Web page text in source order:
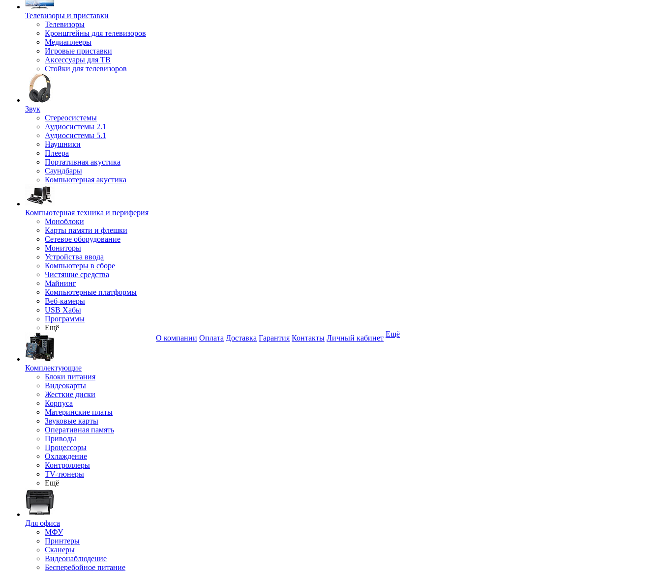
Телевизоры и приставки
Телевизоры
Кронштейны для телевизоров
Медиаплееры
Игровые приставки
Аксессуары для ТВ
Стойки для телевизоров
Звук
Стереосистемы
Аудиосистемы 2.1
Аудиосистемы 5.1
Наушники
Плеера
Портативная акустика
Саундбары
Компьютерная акустика
Компьютерная техника и периферия
Моноблоки
Карты памяти и флешки
Сетевое оборудование
Мониторы
Устройства ввода
Компьютеры в сборе
Чистящие средства
Майнинг
Компьютерные платформы
Веб-камеры
USB Хабы
Программы
Ещё
Комплектующие
Блоки питания
Видеокарты
Жесткие диски
Корпуса
Материнские платы
Звуковые карты
Оперативная память
Приводы
Процессоры
Охлаждение
Контроллеры
TV-тюнеры
Ещё
Для офиса
МФУ
Принтеры
Сканеры
Видеонаблюдение
Бесперебойное питание
О компании Оплата Доставка Гарантия Контакты Личный кабинет Ещё